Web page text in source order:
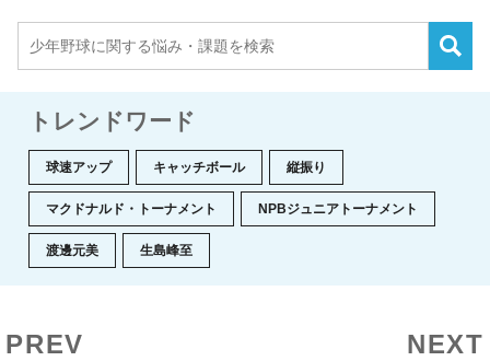
トレンドワード
球速アップ キャッチボール 縦振り
マクドナルド・トーナメント NPBジュニアトーナメント
渡邊元美 生島峰至
PREV NEXT